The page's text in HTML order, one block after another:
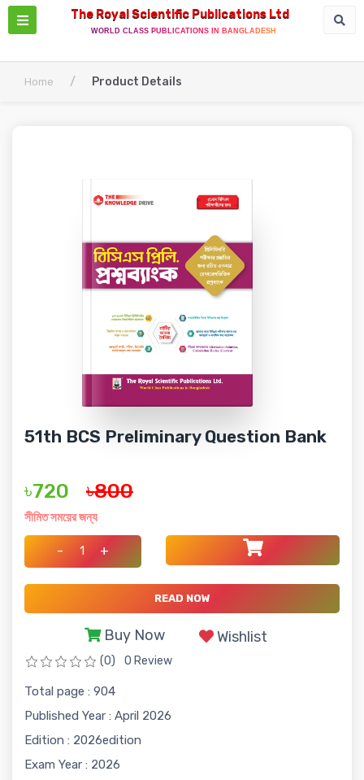
The Royal Scientific Publications Ltd
WORLD CLASS PUBLICATIONS IN BANGLADESH
Home / Product Details
51th BCS Preliminary Question Bank
৳720 ৳800
সীমিত সময়ের জন্য
- +
READ NOW
Buy Now Wishlist
(0) 0 Review
Total page : 904
Published Year : April 2026
Edition : 2026edition
Exam Year : 2026